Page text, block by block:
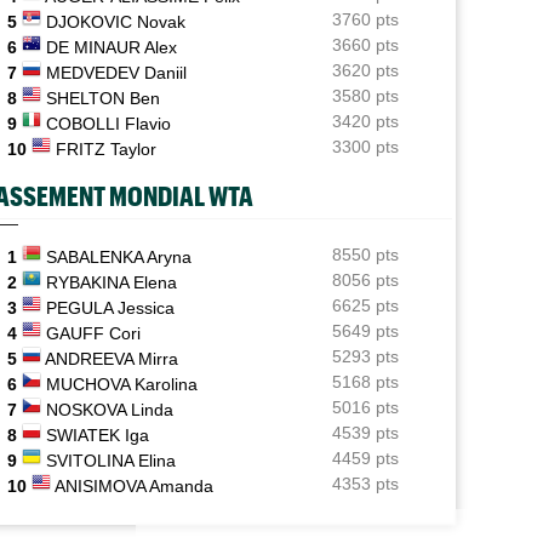
ATP - Cincinnati
Comme Carlos Alcaraz, Holger Rune a renoncé à
Cincinnati
17:26
WTA - Toronto
Rybakina, Andreeva, Osaka, Gauff... horaires et
WTA - Toronto
Jelena Ostapenko dénonce les messages d'insultes et
de menaces
5
DJOKOVIC Novak
3760 pts
6
DE MINAUR Alex
3660 pts
7
MEDVEDEV Daniil
3620 pts
8
SHELTON Ben
3580 pts
9
COBOLLI Flavio
3420 pts
10
FRITZ Taylor 3300 pts
MONDIAL WTA
1 SABALENKA Aryna
8550 pts
2
RYBAKINA Elena
8056 pts
3
PEGULA Jessica
6625 pts
4
GAUFF Cori
5649 pts
5
ANDREEVA Mirra
5293 pts
6
MUCHOVA Karolina
5168 pts
7
NOSKOVA Linda
5016 pts
8
SWIATEK Iga
4539 pts
9
SVITOLINA Elina
4459 pts
10
ANISIMOVA Amanda 4353 pts